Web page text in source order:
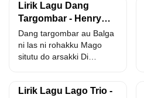
Lirik Lagu Dang
Targombar - Henry
Manullang Feat Ilham
Siregar
Dang targombar au Balga
ni las ni rohakku Mago
situtu do arsakki Di
Lirik Lagu Lago Trio -